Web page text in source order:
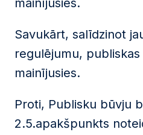
mainījusies.
Savukārt, salīdzinot
regulējumu,
mainījusies.
Proti, Publisku būvju
2.5.apakšpunkts